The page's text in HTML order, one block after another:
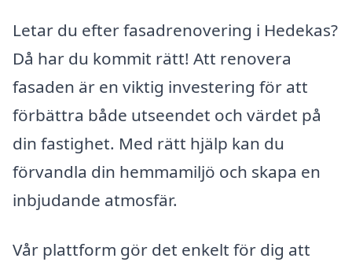
Letar du efter fasadrenovering i Hedekas?
Då har du kommit rätt! Att renovera
fasaden är en viktig investering för att
förbättra både utseendet och värdet på
din fastighet. Med rätt hjälp kan du
förvandla din hemmamiljö och skapa en
inbjudande atmosfär.
Vår plattform gör det enkelt för dig att